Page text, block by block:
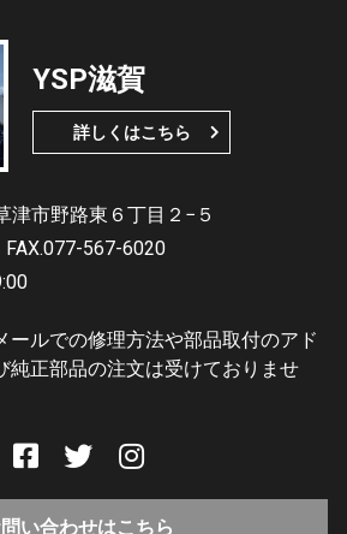
YSP滋賀
詳しくはこちら
津市野路東６丁目２−５
FAX.077-567-6020
ルでの修理方法や部品取付のアド
純正部品の注文は受けておりませ
い合わせはこちら